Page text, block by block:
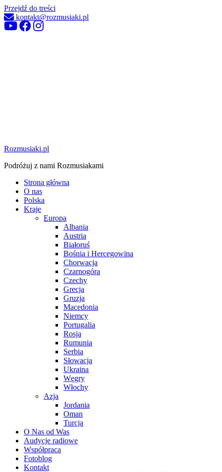
Przejdź do treści
kontakt@rozmusiaki.pl
Rozmusiaki.pl
Podróżuj z nami Rozmusiakami
Strona główna
O nas
Polska
Kraje
Europa
Albania
Austria
Białoruś
Bośnia i Hercegowina
Chorwacja
Czarnogóra
Czechy
Grecja
Gruzja
Macedonia
Niemcy
Portugalia
Rosja
Rumunia
Serbia
Słowacja
Ukraina
Węgry
Włochy
Azja
Jordania
Oman
Turcja
O Nas od Was
Audycje radiowe
Współpraca
Fotoblog
Kontakt